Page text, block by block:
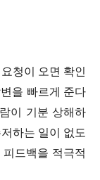
청이 오면 확인
을 빠르게 준다
이 기분 상해하
하는 일이 없도
드백을 적극적